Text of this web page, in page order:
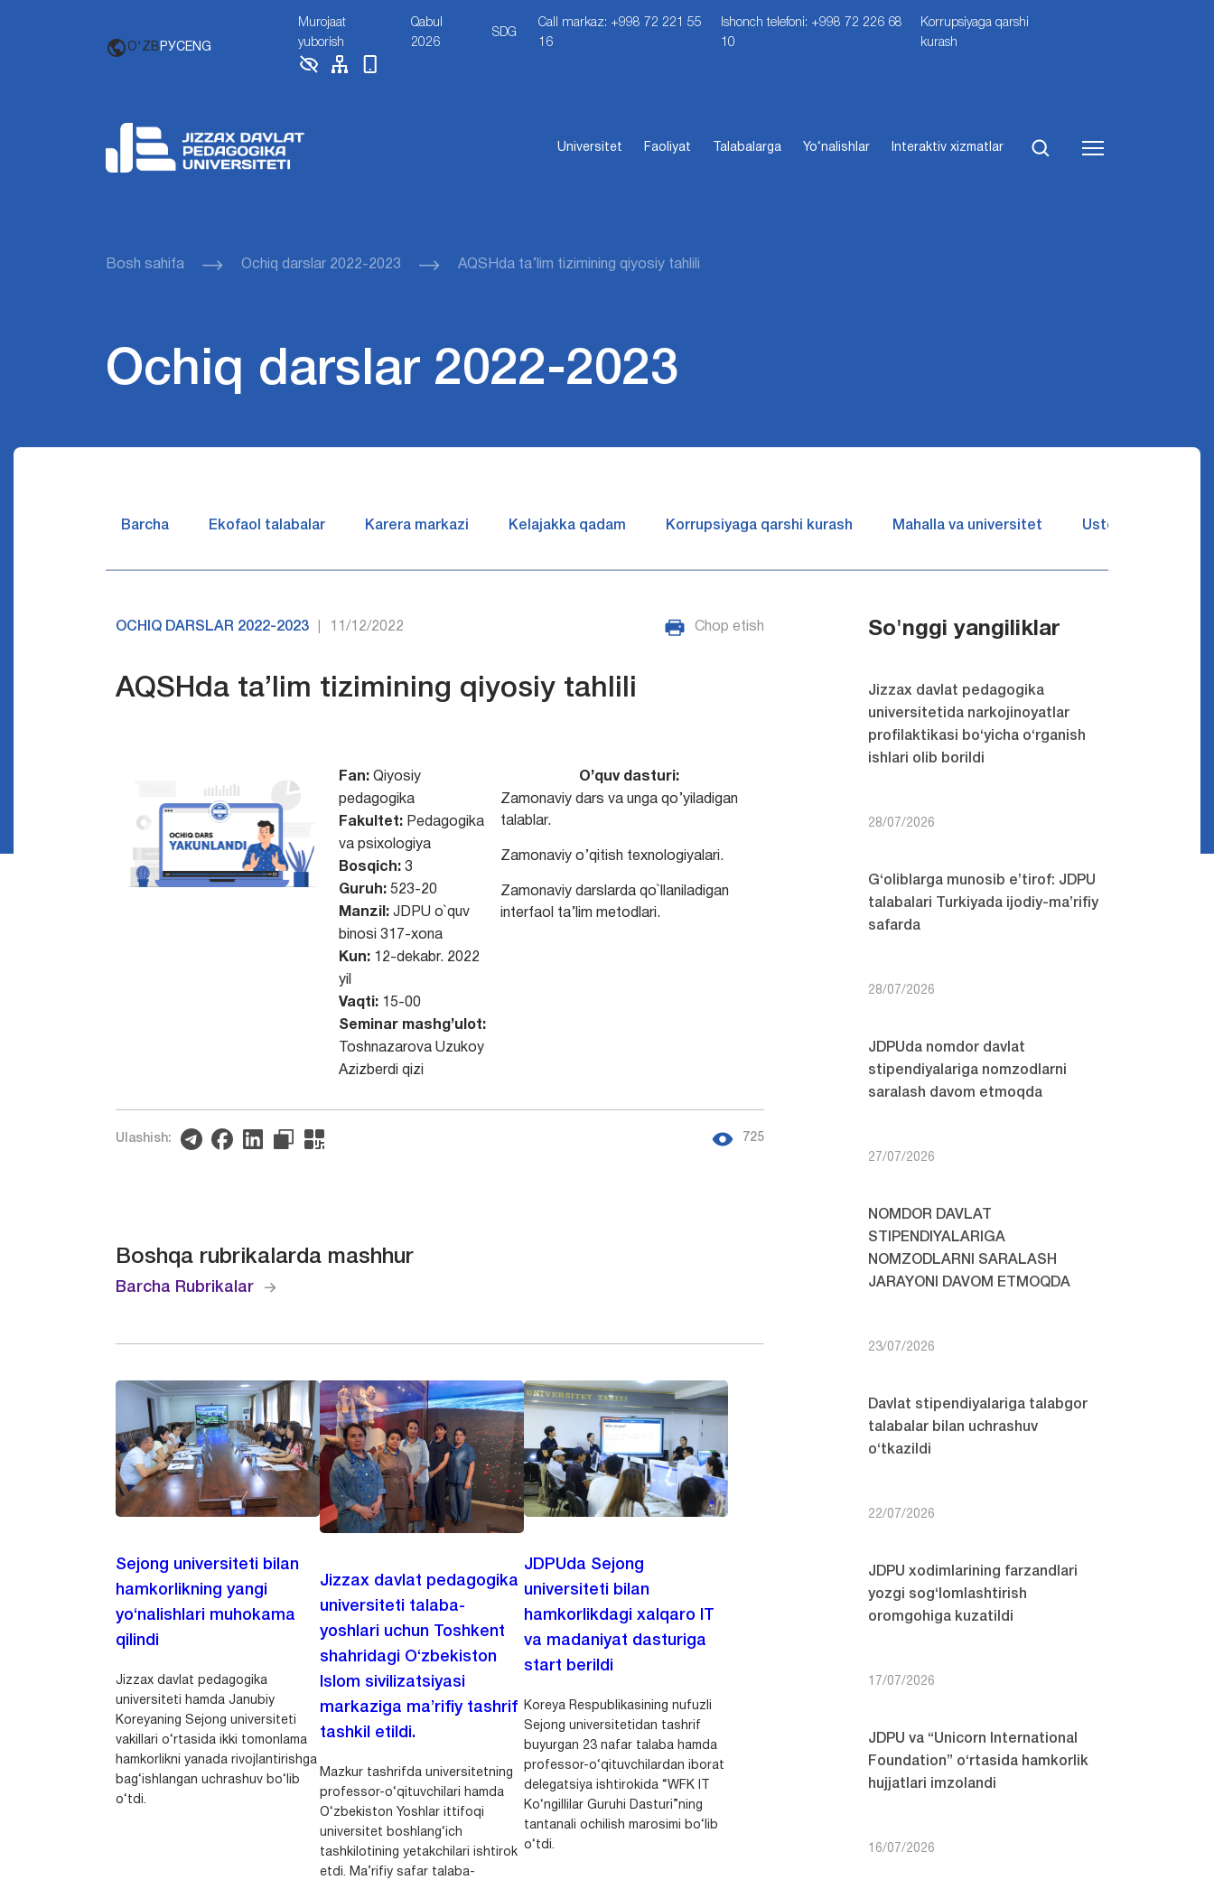
O'ZB РУСENG
Murojaat
yuborish
Qabul
2026
SDG
Call markaz: +998 72 221 55
16
Ishonch telefoni: +998 72 226 68
10
Korrupsiyaga qarshi
kurash
Universitet Faoliyat Talabalarga Yo‘nalishlar Interaktiv xizmatlar
Bosh sahifa Ochiq darslar 2022-2023 AQSHda ta’lim tizimining qiyosiy tahlili
Ochiq darslar 2022-2023
Barcha Ekofaol talabalar Karera markazi Kelajakka qadam Korrupsiyaga qarshi kurash Mahalla va universitet Ustozlar suhbatin
OCHIQ DARSLAR 2022-2023 11/12/2022 Chop etish
AQSHda ta’lim tizimining qiyosiy tahlili
Fan: Qiyosiy
pedagogika
Fakultet:Pedagogika
va psixologiya
Bosqich:3
Guruh:523-20
Manzil:JDPU o`quv
binosi 317-xona
Kun: 12-dekabr. 2022
yil
Vaqti:15-00
Seminar mashg’ulot:
Toshnazarova Uzukoy
Azizberdi qizi
O’quv dasturi:
Zamonaviy dars va unga qo’yiladigan
talablar.
Zamonaviy o’qitish texnologiyalari.
Zamonaviy darslarda qo`llaniladigan
interfaol ta’lim metodlari.
Ulashish: 725
Boshqa rubrikalarda mashhur
Barcha Rubrikalar
Sejong universiteti bilan
hamkorlikning yangi
yo‘nalishlari muhokama
qilindi
Jizzax davlat pedagogika
universiteti hamda Janubiy
Koreyaning Sejong universiteti
vakillari o‘rtasida ikki tomonlama
hamkorlikni yanada rivojlantirishga
bag‘ishlangan uchrashuv bo‘lib
o‘tdi.
Jizzax davlat pedagogika
universiteti talaba-
yoshlari uchun Toshkent
shahridagi O‘zbekiston
Islom sivilizatsiyasi
markaziga ma’rifiy tashrif
tashkil etildi.
Mazkur tashrifda universitetning
professor-o‘qituvchilari hamda
O‘zbekiston Yoshlar ittifoqi
universitet boshlang‘ich
tashkilotining yetakchilari ishtirok
etdi. Ma’rifiy safar talaba-
JDPUda Sejong
universiteti bilan
hamkorlikdagi xalqaro IT
va madaniyat dasturiga
start berildi
Koreya Respublikasining nufuzli
Sejong universitetidan tashrif
buyurgan 23 nafar talaba hamda
professor-o‘qituvchilardan iborat
delegatsiya ishtirokida “WFK IT
Ko‘ngillilar Guruhi Dasturi”ning
tantanali ochilish marosimi bo‘lib
o‘tdi.
So'nggi yangiliklar
Jizzax davlat pedagogika
universitetida narkojinoyatlar
profilaktikasi bo‘yicha o‘rganish
ishlari olib borildi
28/07/2026
G‘oliblarga munosib e’tirof: JDPU
talabalari Turkiyada ijodiy-ma’rifiy
safarda
28/07/2026
JDPUda nomdor davlat
stipendiyalariga nomzodlarni
saralash davom etmoqda
27/07/2026
NOMDOR DAVLAT
STIPENDIYALARIGA
NOMZODLARNI SARALASH
JARAYONI DAVOM ETMOQDA
23/07/2026
Davlat stipendiyalariga talabgor
talabalar bilan uchrashuv
o‘tkazildi
22/07/2026
JDPU xodimlarining farzandlari
yozgi sog‘lomlashtirish
oromgohiga kuzatildi
17/07/2026
JDPU va “Unicorn International
Foundation” o‘rtasida hamkorlik
hujjatlari imzolandi
16/07/2026